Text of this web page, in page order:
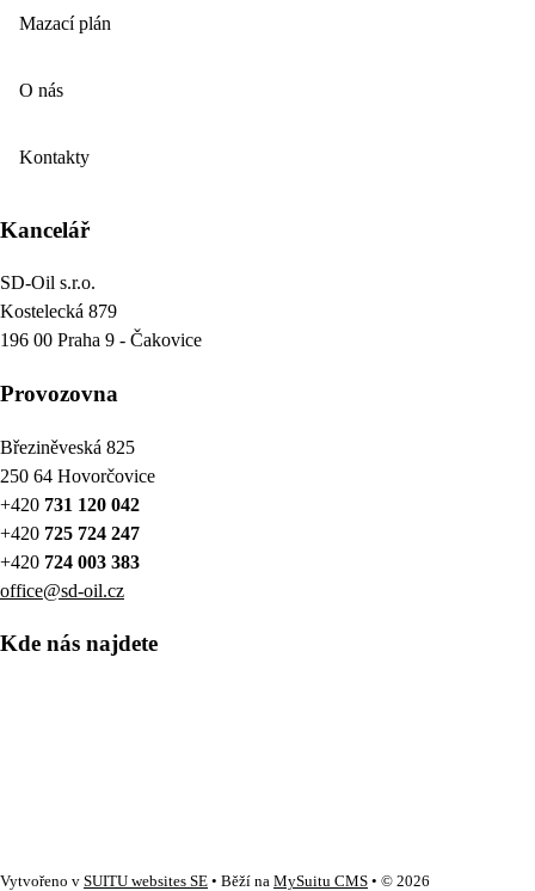
Mazací plán
O nás
Kontakty
Kancelář
SD-Oil s.r.o.
Kostelecká 879
196 00 Praha 9 - Čakovice
Provozovna
Březiněveská 825
250 64 Hovorčovice
+420 731 120 042
+420 725 724 247
+420 724 003 383
office@sd-oil.cz
Kde nás najdete
Vytvořeno v SUITU websites SE • Běží na MySuitu CMS • © 2026